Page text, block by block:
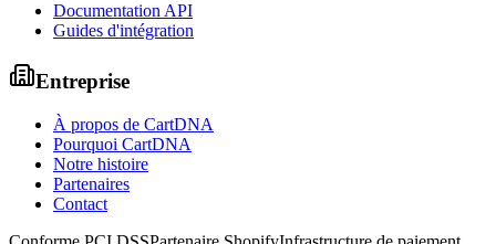
Documentation API
Guides d'intégration
Entreprise
À propos de CartDNA
Pourquoi CartDNA
Notre histoire
Partenaires
Contact